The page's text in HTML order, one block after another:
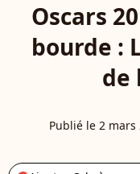
Oscars
bourde :
de
Publié le 2 mars